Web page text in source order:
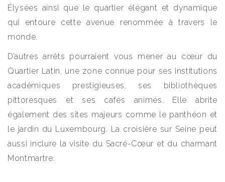
Élysées ainsi que le quartier élégant et dynamique
qui entoure cette avenue renommée à travers le
monde.
D’autres arrêts pourraient vous mener au cœur du
Quartier Latin, une zone connue pour ses institutions
académiques prestigieuses, ses bibliothèques
pittoresques et ses cafés animés. Elle abrite
également des sites majeurs comme le panthéon et
le jardin du Luxembourg. La croisière sur Seine peut
aussi inclure la visite du Sacré-Cœur et du charmant
Montmartre.